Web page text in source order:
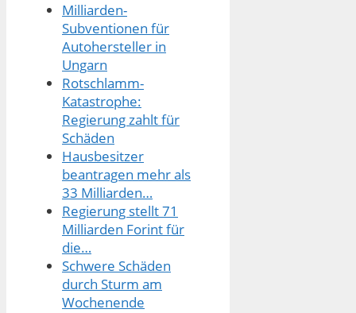
Milliarden-
Subventionen für
Autohersteller in
Ungarn
Rotschlamm-
Katastrophe:
Regierung zahlt für
Schäden
Hausbesitzer
beantragen mehr als
33 Milliarden…
Regierung stellt 71
Milliarden Forint für
die…
Schwere Schäden
durch Sturm am
Wochenende